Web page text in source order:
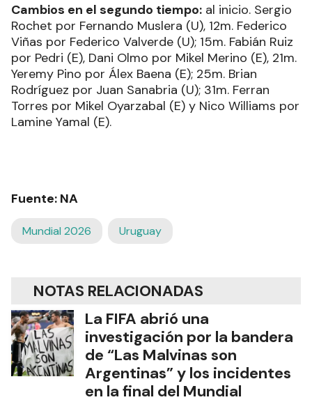
Cambios en el segundo tiempo: al inicio. Sergio
Rochet por Fernando Muslera (U), 12m. Federico
Viñas por Federico Valverde (U); 15m. Fabián Ruiz
por Pedri (E), Dani Olmo por Mikel Merino (E), 21m.
Yeremy Pino por Álex Baena (E); 25m. Brian
Rodríguez por Juan Sanabria (U); 31m. Ferran
Torres por Mikel Oyarzabal (E) y Nico Williams por
Lamine Yamal (E).
Fuente: NA
Mundial 2026 Uruguay
NOTAS RELACIONADAS
La FIFA abrió una
investigación por la bandera
de “Las Malvinas son
Argentinas” y los incidentes
en la final del Mundial